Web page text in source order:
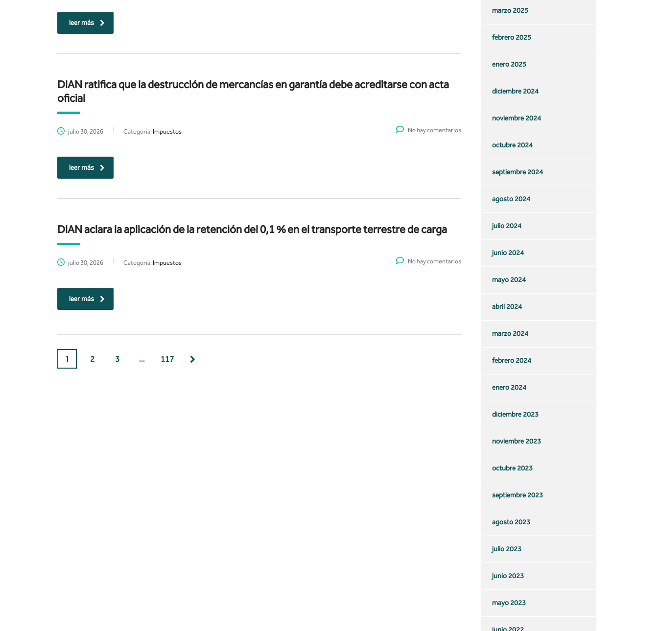
leer más
DIAN ratifica que la destrucción de mercancías en garantía debe acreditarse con acta
oficial
julio 30, 2026 Categoría: Impuestos No hay comentarios
leer más
DIAN aclara la aplicación de la retención del 0,1 % en el transporte terrestre de carga
julio 30, 2026 Categoría: Impuestos No hay comentarios
leer más
1 2 3 … 117
marzo 2025
febrero 2025
enero 2025
diciembre 2024
noviembre 2024
octubre 2024
septiembre 2024
agosto 2024
julio 2024
junio 2024
mayo 2024
abril 2024
marzo 2024
febrero 2024
enero 2024
diciembre 2023
noviembre 2023
octubre 2023
septiembre 2023
agosto 2023
julio 2023
junio 2023
mayo 2023